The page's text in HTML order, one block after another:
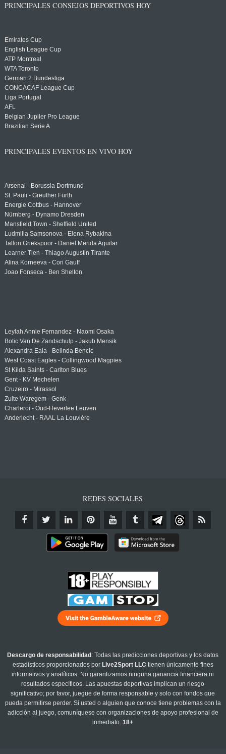
PRINCIPALES CONSEJOS DEPORTIVOS HOY
Emirates Cup
English League Cup
ATP Montreal
WTA Toronto
German 2 Bundesliga
CONCACAF League Cup
Liga Portugal
AFL
Belgian Jupiler Pro League
Brazilian Serie A
PRINCIPALES EVENTOS EN VIVO HOY
Arsenal - Borussia Dortmund
St. Pauli - Greuther Fürth
Energie Cottbus - Hannover
Nürnberg - Dynamo Dresden
Mansfield Town - Sheffield United
Ludmilla Samsonova - Elena Rybakina
Tallon Griekspoor - Daniel Merida Aguilar
Learner Tien - Thiago Augustin Tirante
Alina Korneeva - Cori Gauff
Joao Fonseca - Ben Shelton
Leylah Annie Fernandez - Naomi Osaka
Botic Van De Zandschulp - Jakub Mensik
Alexandra Eala - Belinda Bencic
West Coast Eagles - Collingwood Magpies
St Kilda Saints - Carlton Blues
Gent - KV Mechelen
Cruzeiro - Mirassol
Zulte Waregem - Genk
Charleroi - Oud-Heverlee Leuven
Anderlecht - RAAL La Louvière
REDES SOCIALES
Descargo de responsabilidad : Todas las predicciones deportivas y los datos
estadísticos proporcionados por Live2Sport LLC tienen únicamente fines
informativos y analíticos. No garantizamos ninguna ganancia financiera ni
resultados específicos. Las apuestas deportivas implican un riesgo
significativo; por favor, juegue de forma responsable y solo con fondos que
pueda permitirse perder. Si usted o alguien que conoce tiene problemas con la
adicción al juego, comuníquese con organizaciones de apoyo profesional de
inmediato.18+